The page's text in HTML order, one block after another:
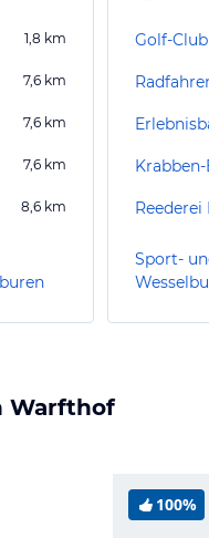
1,8 km
7,6 km
7,6 km
7,6 km
8,6 km
Golf-
Krabben-
Reederei
Sport-
Warfthof
100%